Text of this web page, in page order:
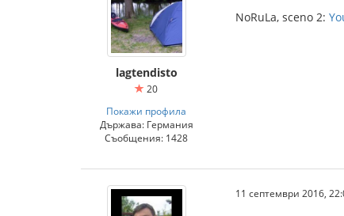
lagtendisto
20
Покажи профила
Държава: Германия
Съобщения: 1428
NoRuLa, sceno 2:
11 септември 2016,